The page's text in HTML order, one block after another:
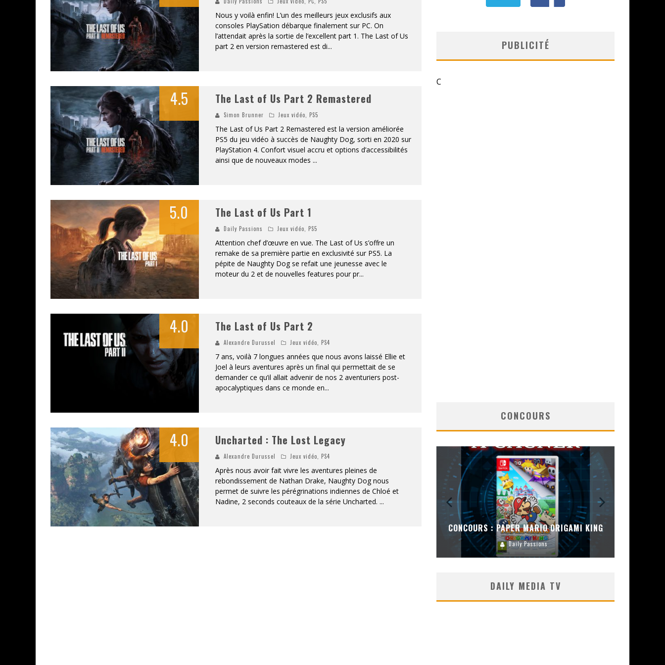
«
DR WERTHAM / L’HOMME QUI ÉTUDIA LES TUEURS EN SÉRIE » - UN MÉTIER À RISQUE !
ASSASSIN'S CREED BLACK FLAG RESYNCED
« LE VENT DAND LES SAULES » - UNE BELLE HISTOIRE !
YOSHI AND THE MYSTERIOUS BOOK
Nous y voilà enfin! L’un des meilleurs jeux exclusifs aux
consoles PlaySation débarque finalement sur PC. On
l’attendait après la sortie de l’excellent part 1. The Last of Us
part 2 en version remastered est di...
4.5 The Last of Us Part 2 Remastered
Simon Brunner Jeux vidéo PS5
The Last of Us Part 2 Remastered est la version améliorée
PS5 du jeu vidéo à succès de Naughty Dog, sorti en 2020 sur
PlayStation 4. Confort visuel accru et options d’accessibilités
ainsi que de nouveaux modes ...
5.0 The Last of Us Part 1
Daily Passions Jeux vidéo PS5
Attention chef d’œuvre en vue. The Last of Us s’offre un
remake de sa première partie en exclusivité sur PS5. La
pépite de Naughty Dog se refait une jeunesse avec le
moteur du 2 et de nouvelles features pour pr...
4.0 The Last of Us Part 2
Alexandre Durussel Jeux vidéo PS4
7 ans, voilà 7 longues années que nous avons laissé Ellie et
Joel à leurs aventures après un final qui permettait de se
demander ce qu’il allait advenir de nos 2 aventuriers post-
apocalyptiques dans ce monde en...
4.0 Uncharted : The Lost Legacy
Alexandre Durussel Jeux vidéo PS4
Après nous avoir fait vivre les aventures pleines de
rebondissement de Nathan Drake, Naughty Dog nous
permet de suivre les pérégrinations indiennes de Chloé et
Nadine, 2 seconds couteaux de la série Uncharted. ...
PUBLICITÉ
C
CONCOURS
CONCOURS : CALENDRIER DE L’AVENT – UNE
CONCOURS : PAPER MARIO ORIGAMI KING
Daily Passions
DAILY MEDIA TV